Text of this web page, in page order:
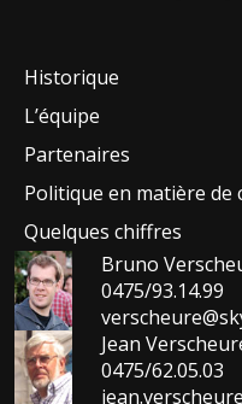
Historique
L’équipe
Partenaires
Politique en matière de
Quelques chiffres
Bruno
0475/93.14.99
Jean
0475/62.05.03